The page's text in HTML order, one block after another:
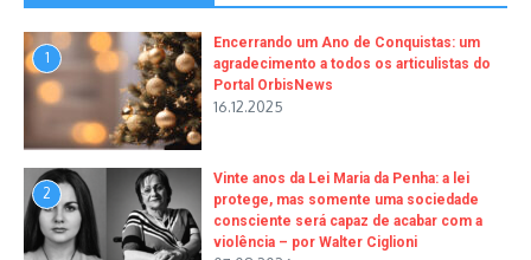
1
Encerrando um Ano de Conquistas: um
agradecimento a todos os articulistas do
Portal OrbisNews
16.12.2025
2
Vinte anos da Lei Maria da Penha: a lei
protege, mas somente uma sociedade
consciente será capaz de acabar com a
violência – por Walter Ciglioni